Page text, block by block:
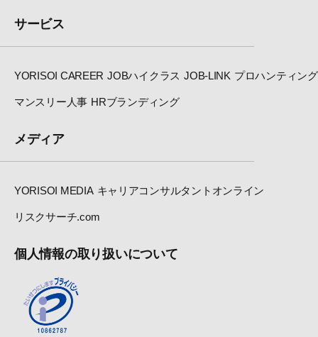
サービス
YORISOI CAREER JOBハイクラス JOB-LINK プロハンティング
マンスリー人事 HRブランディング
メディア
YORISOI MEDIA キャリアコンサルタントオンライン
リスクサーチ.com
個人情報の取り扱いについて